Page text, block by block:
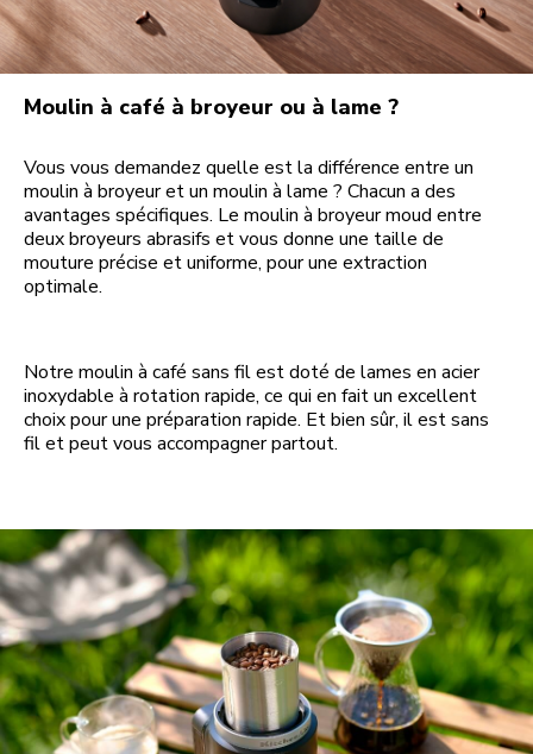
Moulin à café à broyeur ou à lame ?
Vous vous demandez quelle est la différence entre un
moulin à broyeur et un moulin à lame ? Chacun a des
avantages spécifiques. Le moulin à broyeur moud entre
deux broyeurs abrasifs et vous donne une taille de
mouture précise et uniforme, pour une extraction
optimale.
Notre moulin à café sans fil est doté de lames en acier
inoxydable à rotation rapide, ce qui en fait un excellent
choix pour une préparation rapide. Et bien sûr, il est sans
fil et peut vous accompagner partout.